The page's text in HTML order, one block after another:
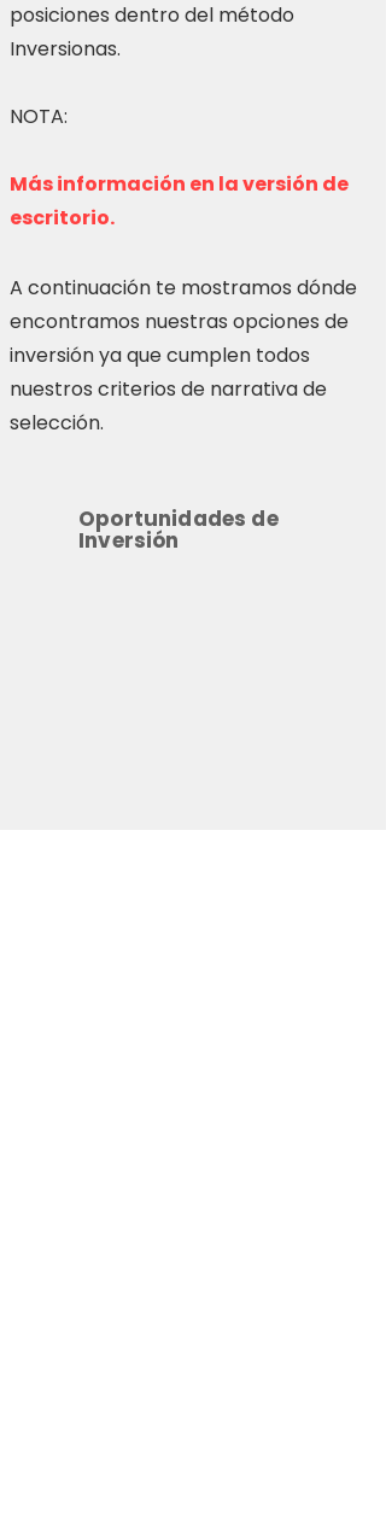
posiciones dentro del método
Inversionas.
NOTA:
Más información en la versión de
escritorio.
A continuación te mostramos dónde
encontramos nuestras opciones de
inversión ya que cumplen todos
nuestros criterios de narrativa de
selección.
Oportunidades de
Inversión